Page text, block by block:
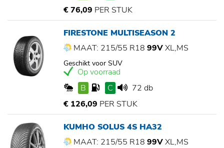
€ 76,09 PER STUK
FIRESTONE MULTISEASON 2
MAAT: 215/55 R18 99VXL,MS
Geschikt voor SUV
Op voorraad
B
C
72 db
€ 126,09 PER STUK
KUMHO SOLUS 4S HA32
MAAT: 215/55 R18 99VXL,MS